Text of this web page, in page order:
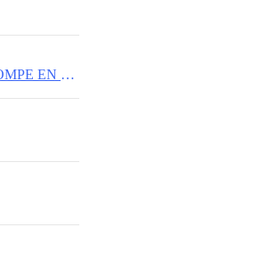
CAP 68. CUANDO EL MUNDO SE ROMPE EN SILENCIO